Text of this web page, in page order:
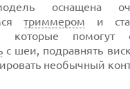
оснащена
триммером и
которые помогут
с шеи, подравнять
необычный